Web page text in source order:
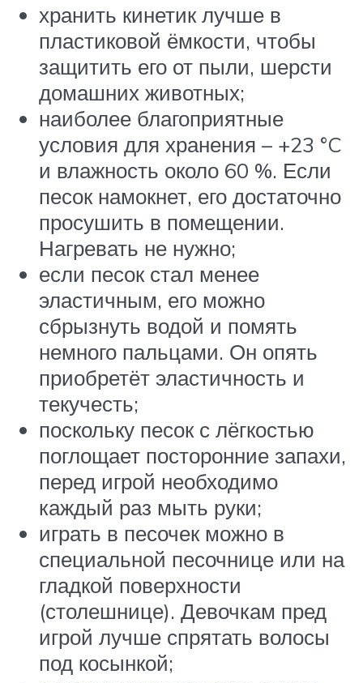
хранить кинетик лучше в
пластиковой ёмкости, чтобы
защитить его от пыли, шерсти
домашних животных;
наиболее благоприятные
условия для хранения – +23 °C
и влажность около 60 %. Если
песок намокнет, его достаточно
просушить в помещении.
Нагревать не нужно;
если песок стал менее
эластичным, его можно
сбрызнуть водой и помять
немного пальцами. Он опять
приобретёт эластичность и
текучесть;
поскольку песок с лёгкостью
поглощает посторонние запахи,
перед игрой необходимо
каждый раз мыть руки;
играть в песочек можно в
специальной песочнице или на
гладкой поверхности
(столешнице). Девочкам пред
игрой лучше спрятать волосы
под косынкой;